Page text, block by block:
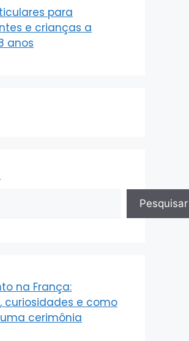
para
e crianças a
anos
Pesquisar
na França:
curiosidades e como
cerimônia